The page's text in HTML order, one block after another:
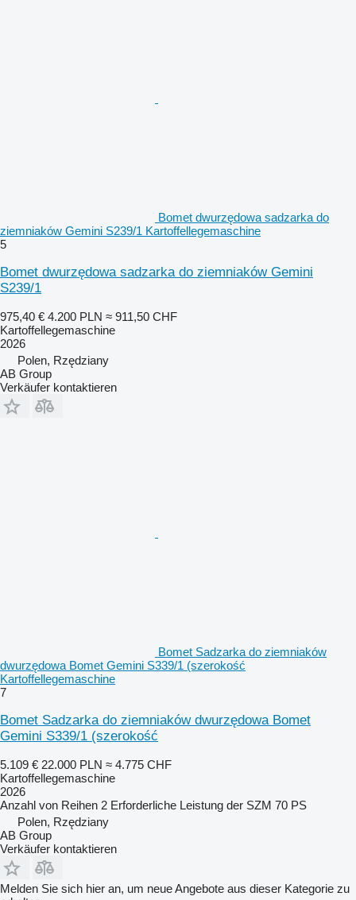
Bomet dwurzędowa sadzarka do
ziemniaków Gemini S239/1 Kartoffellegemaschine
5
Bomet dwurzędowa sadzarka do ziemniaków Gemini
S239/1
975,40 € 4.200 PLN ≈ 911,50 CHF
Kartoffellegemaschine
2026
Polen, Rzędziany
AB Group
Verkäufer kontaktieren
Bomet Sadzarka do ziemniaków
dwurzędowa Bomet Gemini S339/1 (szerokość
Kartoffellegemaschine
7
Bomet Sadzarka do ziemniaków dwurzędowa Bomet
Gemini S339/1 (szerokość
5.109 € 22.000 PLN ≈ 4.775 CHF
Kartoffellegemaschine
2026
Anzahl von Reihen 2 Erforderliche Leistung der SZM 70 PS
Polen, Rzędziany
AB Group
Verkäufer kontaktieren
Melden Sie sich hier an, um neue Angebote aus dieser Kategorie zu